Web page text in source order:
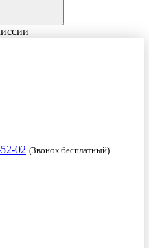
02 (Звонок бесплатный)